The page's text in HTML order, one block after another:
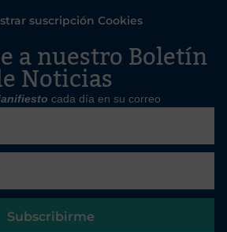
suscripción Cookies
a nuestro Boletín
Noticias
cada día en su correo
Subscribirme